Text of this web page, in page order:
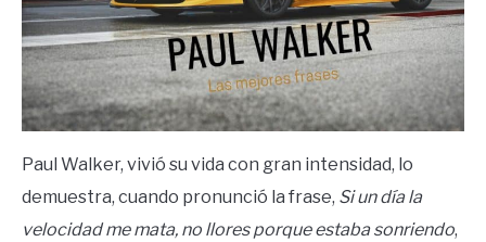
Paul Walker, vivió su vida con gran intensidad, lo
demuestra, cuando pronunció la frase, Si un día la
velocidad me mata, no llores porque estaba sonriendo,